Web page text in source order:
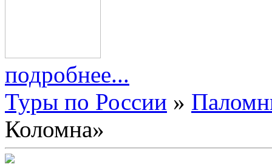
подробнее...
Туры по России »
Коломна»